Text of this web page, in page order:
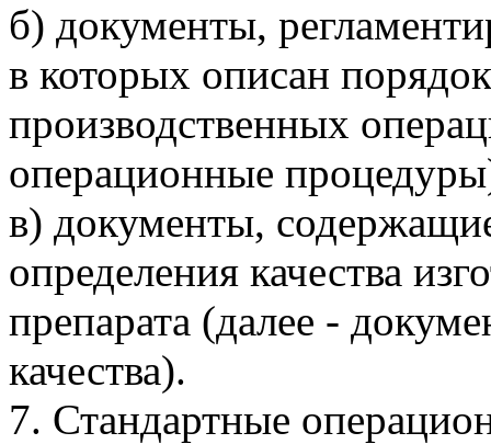
б) документы,
в которых описан
производственных
операционные
в) документы,
определения качества
препарата (далее -
качества).
7. Стандартные